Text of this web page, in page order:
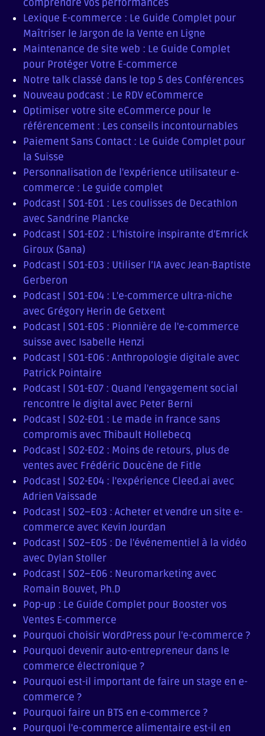
comprendre vos performances
Lexique E-commerce : Le Guide Complet pour
Maîtriser le Jargon de la Vente en Ligne
Maintenance de site web : Le Guide Complet
pour Protéger Votre E-commerce
Notre talk classé dans le top 5 des Conférences
Nouveau podcast : Le RDV eCommerce
Optimiser votre site eCommerce pour le
référencement : Les conseils incontournables
Paiement Sans Contact : Le Guide Complet pour
la Suisse
Personnalisation de l'expérience utilisateur e-
commerce : Le guide complet
Podcast | S01-E01 : Les coulisses de Decathlon
avec Sandrine Plancke
Podcast | S01-E02 : L’histoire inspirante d'Emrick
Giroux (Sana)
Podcast | S01-E03 : Utiliser l’IA avec Jean-Baptiste
Gerberon
Podcast | S01-E04 : L'e-commerce ultra-niche
avec Grégory Herin de Getxent
Podcast | S01-E05 : Pionnière de l'e-commerce
suisse avec Isabelle Henzi
Podcast | S01-E06 : Anthropologie digitale avec
Patrick Pointaire
Podcast | S01-E07 : Quand l'engagement social
rencontre le digital avec Peter Berni
Podcast | S02-E01 : Le made in france sans
compromis avec Thibault Hollebecq
Podcast | S02-E02 : Moins de retours, plus de
ventes avec Frédéric Doucène de Fitle
Podcast | S02-E04 : l'expérience Cleed.ai avec
Adrien Vaissade
Podcast | S02–E03 : Acheter et vendre un site e-
commerce avec Kevin Jourdan
Podcast | S02–E05 : De l'événementiel à la vidéo
avec Dylan Stoller
Podcast | S02–E06 : Neuromarketing avec
Romain Bouvet, Ph.D
Pop-up : Le Guide Complet pour Booster vos
Ventes E-commerce
Pourquoi choisir WordPress pour l'e-commerce ?
Pourquoi devenir auto-entrepreneur dans le
commerce électronique ?
Pourquoi est-il important de faire un stage en e-
commerce ?
Pourquoi faire un BTS en e-commerce ?
Pourquoi l'e-commerce alimentaire est-il en